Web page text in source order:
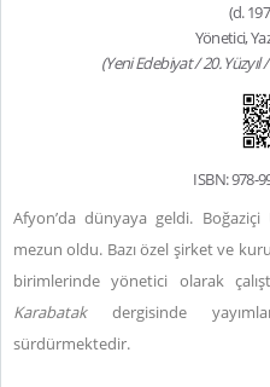
(d.
Yönetici,
(Yeni Edebiyat / 20.
ISBN: 978-
Afyon’da dünyaya geldi.
mezun oldu. Bazı özel şirket ve
birimlerinde yönetici olarak
Karabatakdergisinde
sürdürmektedir.